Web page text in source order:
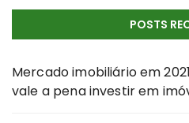
POSTS
Mercado imobiliário em
vale a pena investir em